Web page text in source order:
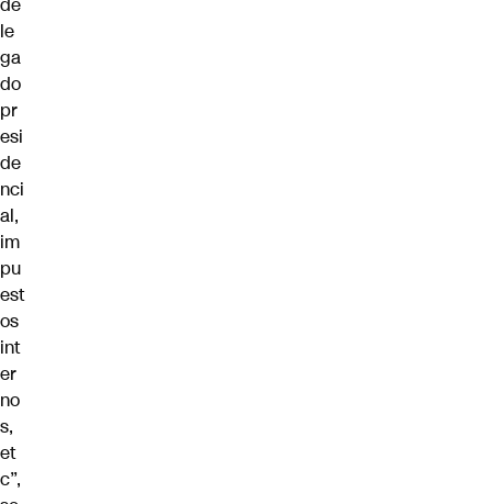
le
ga
do
pr
esi
de
nci
al,
im
pu
est
os
int
er
no
s,
et
c”,